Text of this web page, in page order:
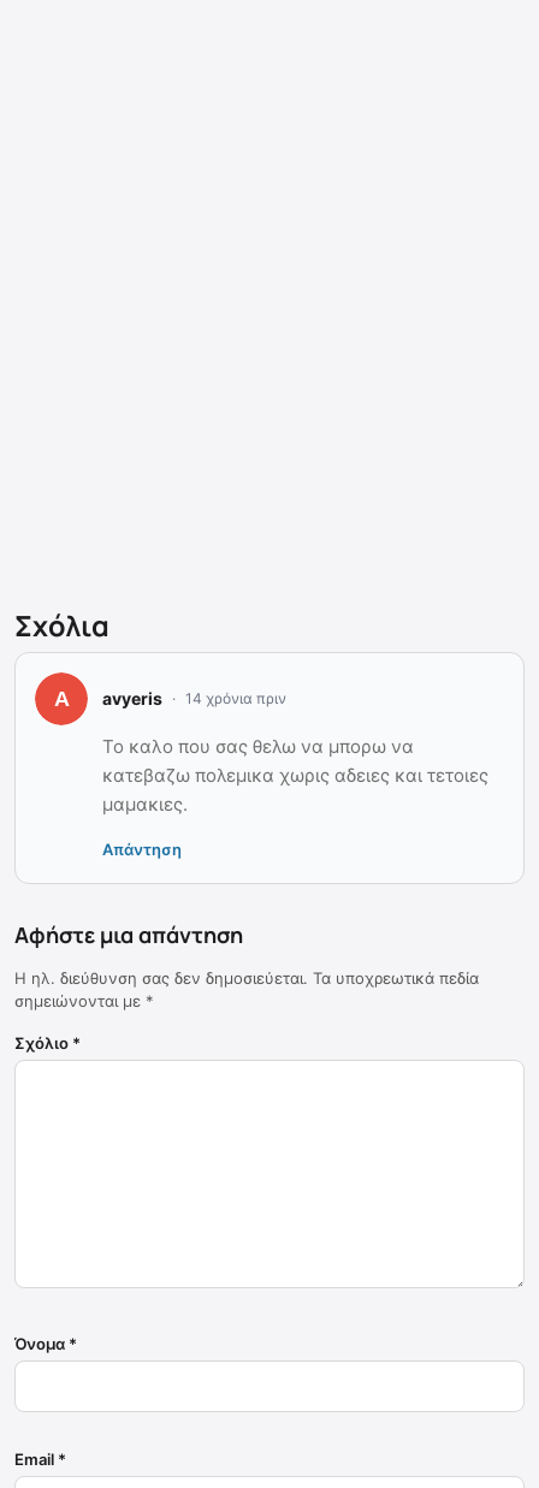
Σχόλια
avyeris 14 χρόνια πριν
Το καλο που σας θελω να μπορω να
κατεβαζω πολεμικα χωρις αδειες και τετοιες
μαμακιες.
Απάντηση
Αφήστε μια απάντηση
Η ηλ. διεύθυνση σας δεν δημοσιεύεται. Τα υποχρεωτικά πεδία
σημειώνονται με *
Σχόλιο *
Όνομα *
Email *